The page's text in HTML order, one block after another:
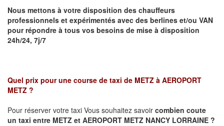
Nous mettons à votre disposition des chauffeurs
professionnels et expérimentés avec des berlines et/ou VAN
pour répondre à tous vos besoins de mise à disposition
24h/24, 7j/7
Quel prix pour une course de taxi de METZ à AEROPORT
METZ ?
Pour réserver votre taxi Vous souhaitez savoir combien coute
un taxi entre METZ et AEROPORT METZ NANCY LORRAINE ?